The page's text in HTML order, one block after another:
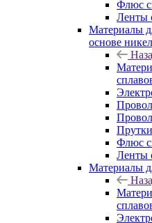
Флюс
Ленты
Материалы
основе
Флюс
Ленты
Материалы